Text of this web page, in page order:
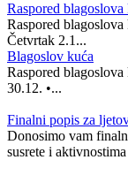
Raspored
Raspored
Četvrtak 2.1...
Blagoslov kuća
Raspored
30.12. •...
Finalni popis za
Donosimo vam
susrete i